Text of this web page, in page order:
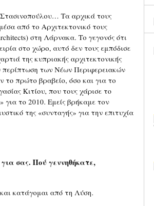
Τα αρχικά τους
από το Αρχιτεκτονικό τους
στη Λάρνακα. Το γεγονός ότι
στο χώρο, αυτό δεν τους εμπόδισε
της κυπριακής αρχιτεκτονικής
περίπτωση των Νέων Περιφερειακών
πρώτο βραβείο, όσο και για το
Κιτίου, που τους χάρισε το
το 2010. Εμείς βρήκαμε τον
της «συνταγής» για την επιτυχία
σας. Πού γεννηθήκατε,
κατάγομαι από τη Λύση.